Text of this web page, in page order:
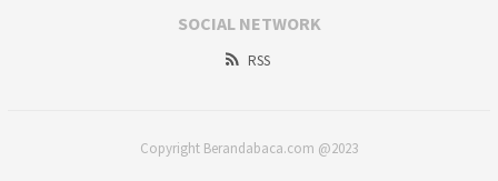
SOCIAL NETWORK
RSS
Copyright Berandabaca.com @2023